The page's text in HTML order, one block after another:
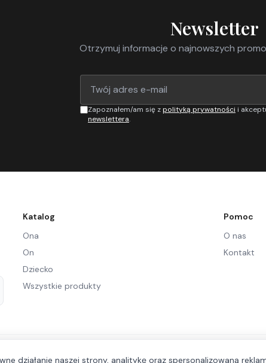
Newsletter
Otrzymuj informacje o najnowszych
Zapoznałem/am się zpolityką prywatności i
newslettera.
Katalog
Ona
On
Dziecko
Wszystkie produkty
Pomoc
O nas
Kontakt
©2026Let's Wear. Wszelkie prawa
działanie naszej strony, analitykę oraz spersonalizowaną